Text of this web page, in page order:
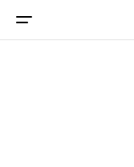
不論是歐美還是亞洲